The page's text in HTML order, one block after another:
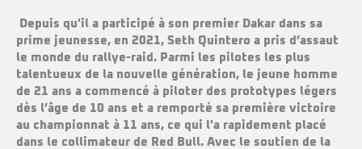
Depuis qu'il a participé à son premier Dakar dans sa
prime jeunesse, en 2021, Seth Quintero a pris d’assaut
le monde du rallye-raid. Parmi les pilotes les plus
talentueux de la nouvelle génération, le jeune homme
de 21 ans a commencé à piloter des prototypes légers
dès l’âge de 10 ans et a remporté sa première victoire
au championnat à 11 ans, ce qui l'a rapidement placé
dans le collimateur de Red Bull. Avec le soutien de la